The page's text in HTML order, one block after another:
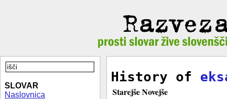
SLOVAR
Naslovnica
History of
StarejšeNovejše